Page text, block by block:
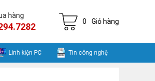
hàng
0 Giỏ hàng
Linh kiện PC Tin công nghệ